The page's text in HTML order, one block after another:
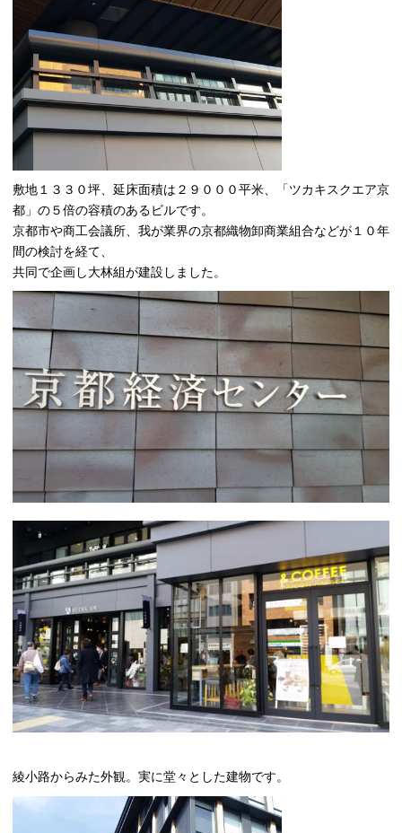
敷地１３３０坪、延床面積は２９０００平米、「ツカキスクエア京
都」の５倍の容積のあるビルです。
京都市や商工会議所、我が業界の京都織物卸商業組合などが１０年
間の検討を経て、
共同で企画し大林組が建設しました。
綾小路からみた外観。実に堂々とした建物です。